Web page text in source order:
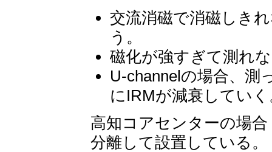
交流消磁で消磁しき
う。
磁化が強すぎて測れ
U-channelの場合、測
にIRMが減衰してい
高知コアセンターの場
分離して設置している。